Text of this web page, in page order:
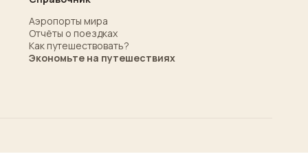
Аэропорты мира
Отчёты о поездках
Как путешествовать?
Экономьте на путешествиях